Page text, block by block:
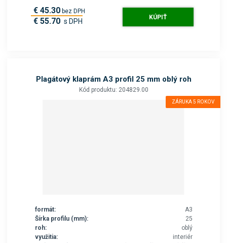
€ 45.30 bez DPH
€ 55.70 s DPH KÚPIŤ
Plagátový klaprám A3 profil 25 mm oblý roh
Kód produktu: 204829.00
ZÁRUKA 5 ROKOV
formát:
A3
Šírka profilu (mm):
25
roh:
oblý
využitia:
interiér